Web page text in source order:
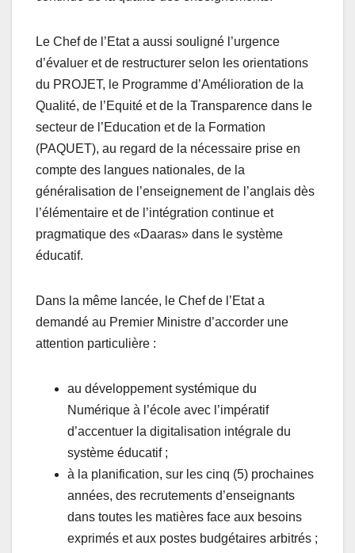
Le Chef de l’Etat a aussi souligné l’urgence
d’évaluer et de restructurer selon les orientations
du PROJET, le Programme d’Amélioration de la
Qualité, de l’Equité et de la Transparence dans le
secteur de l’Education et de la Formation
(PAQUET), au regard de la nécessaire prise en
compte des langues nationales, de la
généralisation de l’enseignement de l’anglais dès
l’élémentaire et de l’intégration continue et
pragmatique des «Daaras» dans le système
éducatif.
Dans la même lancée, le Chef de l’Etat a
demandé au Premier Ministre d’accorder une
attention particulière :
au développement systémique du
Numérique à l’école avec l’impératif
d’accentuer la digitalisation intégrale du
système éducatif ;
à la planification, sur les cinq (5) prochaines
années, des recrutements d’enseignants
dans toutes les matières face aux besoins
exprimés et aux postes budgétaires arbitrés ;